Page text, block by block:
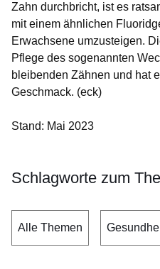
Zahn durchbricht, ist es
mit einem ähnlichen
Erwachsene umzusteigen.
Pflege des sogenannten
bleibenden Zähnen und hat
Geschmack. (eck)
Stand: Mai 2023
Schlagworte zum
Alle Themen